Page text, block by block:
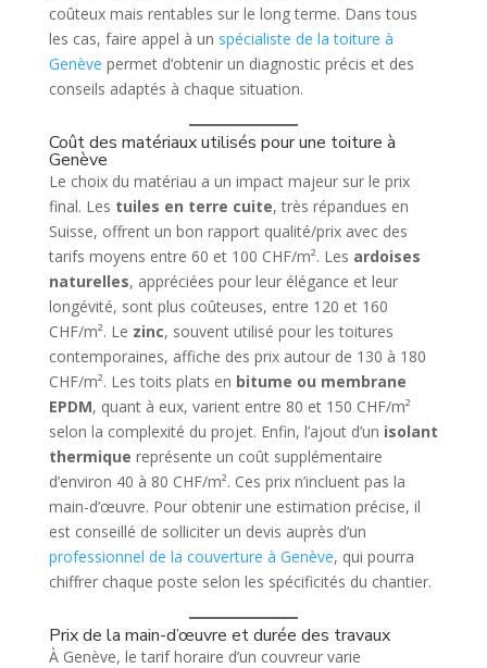
coûteux mais rentables sur le long terme. Dans tous
les cas, faire appel à un spécialiste de la toiture à
Genève permet d’obtenir un diagnostic précis et des
conseils adaptés à chaque situation.
Coût des matériaux utilisés pour une toiture à
Genève
Le choix du matériau a un impact majeur sur le prix
final. Les tuiles en terre cuite, très répandues en
Suisse, offrent un bon rapport qualité/prix avec des
tarifs moyens entre 60 et 100 CHF/m². Les ardoises
naturelles, appréciées pour leur élégance et leur
longévité, sont plus coûteuses, entre 120 et 160
CHF/m². Le zinc, souvent utilisé pour les toitures
contemporaines, affiche des prix autour de 130 à 180
CHF/m². Les toits plats en bitume ou membrane
EPDM, quant à eux, varient entre 80 et 150 CHF/m²
selon la complexité du projet. Enfin, l’ajout d’un isolant
thermique représente un coût supplémentaire
d’environ 40 à 80 CHF/m². Ces prix n’incluent pas la
main-d’œuvre. Pour obtenir une estimation précise, il
est conseillé de solliciter un devis auprès d’un
professionnel de la couverture à Genève, qui pourra
chiffrer chaque poste selon les spécificités du chantier.
Prix de la main-d’œuvre et durée des travaux
À Genève, le tarif horaire d’un couvreur varie